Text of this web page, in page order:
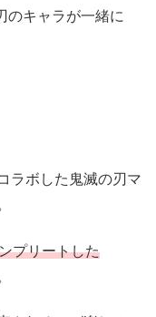
のキャラが一緒に
ラボした鬼滅の刃マ
プリートした